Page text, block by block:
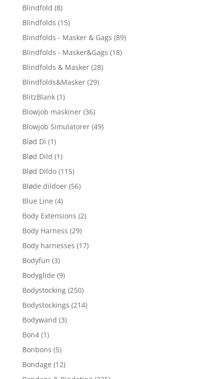
Blindfold (8)
Blindfolds (15)
Blindfolds - Masker & Gags (89)
Blindfolds - Masker&Gags (18)
Blindfolds & Masker (28)
Blindfolds&Masker (29)
BlitzBlank (1)
Blowjob maskiner (36)
Blowjob Simulatorer (49)
Blød Di (1)
Blød Dild (1)
Blød Dildo (115)
Bløde dildoer (56)
Blue Line (4)
Body Extensions (2)
Body Harness (29)
Body harnesses (17)
Bodyfun (3)
Bodyglide (9)
Bodystocking (250)
Bodystockings (214)
Bodywand (3)
Bon4 (1)
Bonbons (5)
Bondage (12)